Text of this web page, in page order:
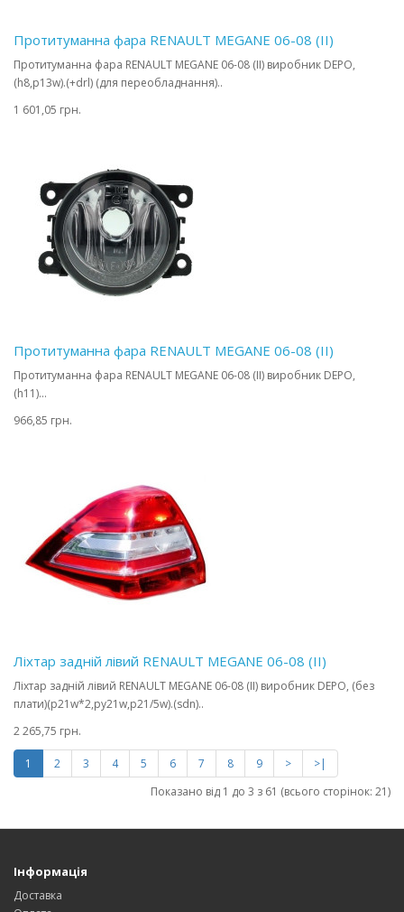
Протитуманна фара RENAULT MEGANE 06-08 (II)
Протитуманна фара RENAULT MEGANE 06-08 (II) виробник DEPO,
(h8,p13w).(+drl) (для переобладнання)..
1 601,05 грн.
Протитуманна фара RENAULT MEGANE 06-08 (II)
Протитуманна фара RENAULT MEGANE 06-08 (II) виробник DEPO,
(h11)...
966,85 грн.
Ліхтар задній лівий RENAULT MEGANE 06-08 (II)
Ліхтар задній лівий RENAULT MEGANE 06-08 (II) виробник DEPO, (без
плати)(p21w*2,py21w,p21/5w).(sdn)..
2 265,75 грн.
1 2 3 4 5 6 7 8 9 >
>|
Показано від 1 до 3 з 61 (всього сторінок: 21)
Інформація
Доставка